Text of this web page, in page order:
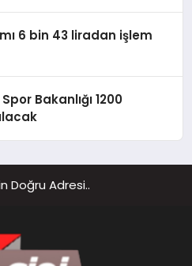
6 bin 43 liradan işlem
Bakanlığı 1200
Doğru Adresi..